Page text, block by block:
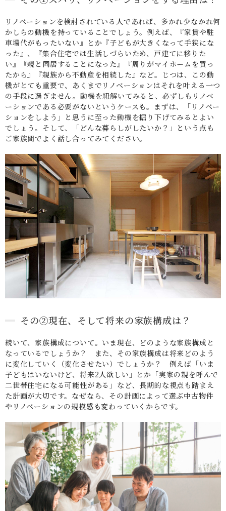
リノベーションを検討されている人であれば、多かれ少なかれ何
かしらの動機を持っていることでしょう。例えば、『家賃や駐
車場代がもったいない』とか『子どもが大きくなって手狭にな
った』、『集合住宅では生活しづらいため、戸建てに移りた
い』『親と同居することになった』『周りがマイホームを買っ
たから』『親族から不動産を相続した』など。じつは、この動
機がとても重要で、あくまでリノベーションはそれを叶える一つ
の手段に過ぎません。動機を紐解いてみると、必ずしもリノベ
ーションである必要がないというケースも。まずは、「リノベー
ションをしよう」と思うに至った動機を掘り下げてみるとよい
でしょう。そして、「どんな暮らしがしたいか？」という点も
ご家族間でよく話し合ってみてください。
その②現在、そして将来の家族構成は？
続いて、家族構成について。いま現在、どのような家族構成と
なっているでしょうか？ また、その家族構成は将来どのよう
に変化していく（変化させたい）でしょうか？ 例えば「いま
子どもはいないけど、将来2人欲しい」とか「実家の親を呼んで
二世帯住宅になる可能性がある」など、長期的な視点も踏まえ
た計画が大切です。なぜなら、その計画によって選ぶ中古物件
やリノベーションの規模感も変わっていくからです。